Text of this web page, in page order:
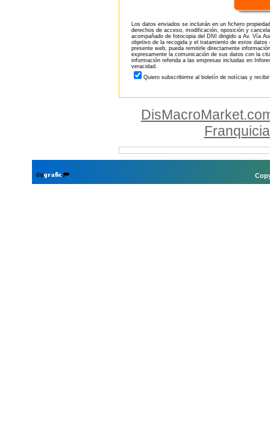
Los datos enviados se incluirán en un fichero
derechos de acceso, modificación, oposición y
acompañado de fotocopia del DNI dirigido a Av. Vía
objetivo de la recogida y el tratamiento de estos
presente web, pueda remitirle directamente
expresamente la comunicación de sus datos con la
información referida a las empresas incluidas en
veracidad.
Quiero subscribirme al boletín de notícias y